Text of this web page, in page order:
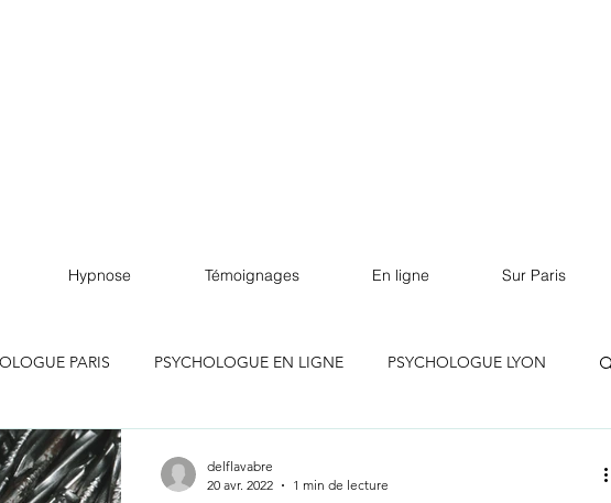
Hypnose Témoignages En ligne Sur Paris
PARIS PSYCHOLOGUE EN LIGNE PSYCHOLOGUE LYON
MARSEILLE
delflavabre
20 avr. 2022
1 min de lecture